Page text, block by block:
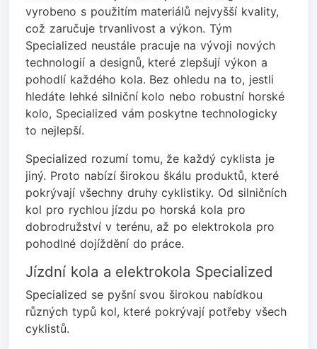
vyrobeno s použitím materiálů nejvyšší kvality,
což zaručuje trvanlivost a výkon. Tým
Specialized neustále pracuje na vývoji nových
technologií a designů, které zlepšují výkon a
pohodlí každého kola. Bez ohledu na to, jestli
hledáte lehké silniční kolo nebo robustní horské
kolo, Specialized vám poskytne technologicky
to nejlepší.
Specialized rozumí tomu, že každý cyklista je
jiný. Proto nabízí širokou škálu produktů, které
pokrývají všechny druhy cyklistiky. Od silničních
kol pro rychlou jízdu po horská kola pro
dobrodružství v terénu, až po elektrokola pro
pohodlné dojíždění do práce.
Jízdní kola a elektrokola Specialized
Specialized se pyšní svou širokou nabídkou
různých typů kol, které pokrývají potřeby všech
cyklistů.